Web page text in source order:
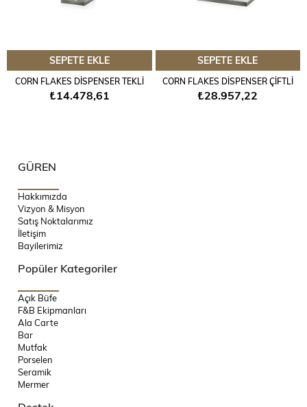
SEPETE EKLE
CORN FLAKES DİSPENSER TEKLİ
₺14.478,61
SEPETE EKLE
CORN FLAKES DİSPENSER ÇİFTLİ
₺28.957,22
GÜREN
Hakkımızda
Vizyon & Misyon
Satış Noktalarımız
İletişim
Bayilerimiz
Popüler Kategoriler
Açık Büfe
F&B Ekipmanları
Ala Carte
Bar
Mutfak
Porselen
Seramik
Mermer